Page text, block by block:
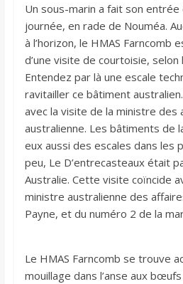
Un sous-marin a fait son entrée
journée, en rade de Nouméa.
à l’horizon, le HMAS Farncomb
d’une visite de courtoisie, selon
Entendez par là une escale
ravitailler ce bâtiment
avec la visite de la ministre
australienne. Les bâtiments de
eux aussi des escales dans les
peu, Le D’entrecasteaux était
Australie. Cette visite coïncide
ministre australienne des
Payne, et du numéro 2 de la
Le HMAS Farncomb se trouve
mouillage dans l’anse aux